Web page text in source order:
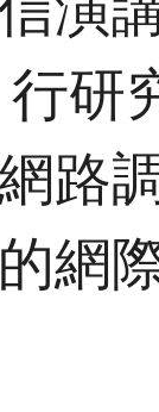
研
路
網